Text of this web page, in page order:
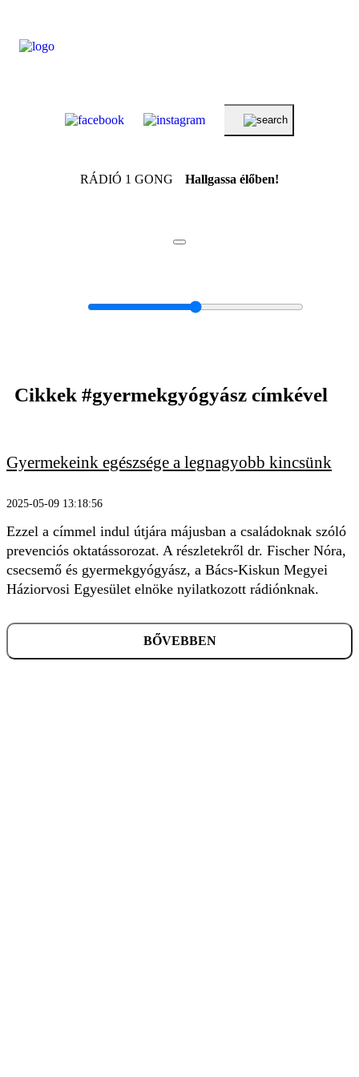
RÁDIÓ 1 GONG Hallgassa élőben!
Cikkek #gyermekgyógyász címkével
Gyermekeink egészsége a legnagyobb kincsünk
2025-05-09 13:18:56
Ezzel a címmel indul útjára májusban a családoknak szóló
prevenciós oktatássorozat. A részletekről dr. Fischer Nóra,
csecsemő és gyermekgyógyász, a Bács-Kiskun Megyei
Háziorvosi Egyesület elnöke nyilatkozott rádiónknak.
BŐVEBBEN